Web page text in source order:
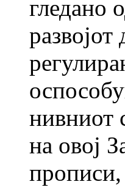
гледано
нивниот
на овој
прописи,